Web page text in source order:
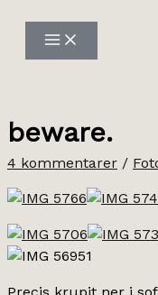
innehåll
beware.
4 kommentarer /